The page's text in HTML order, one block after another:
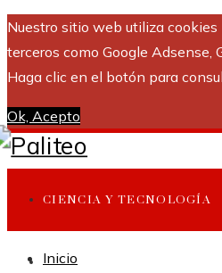
Nuestro sitio web utiliza
terceros como Google Adsense,
Haga clic en el botón para
Ok, Acepto
CIENCIA Y TECNOLOGÍA
INVERSIONES Y
Inicio